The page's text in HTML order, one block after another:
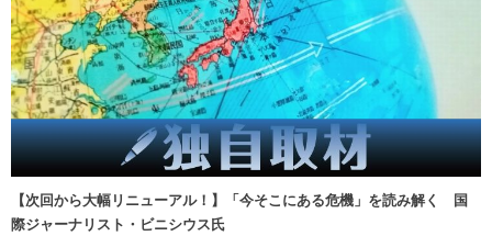
【次回から大幅リニューアル！】「今そこにある危機」を読み解く 国
際ジャーナリスト・ビニシウス氏